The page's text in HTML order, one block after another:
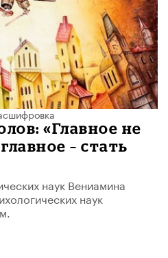
«Главное не
– стать
наук Вениамина
наук